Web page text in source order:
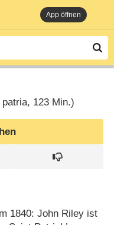
App öffnen
123 Min.)
1840: John Riley ist